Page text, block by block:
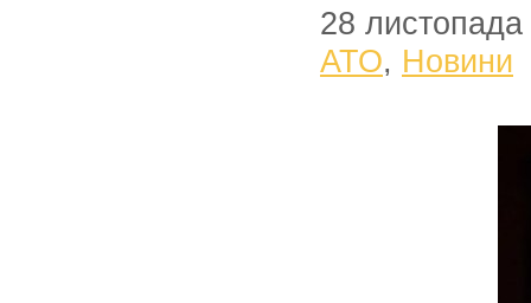
28
АТО, Новини